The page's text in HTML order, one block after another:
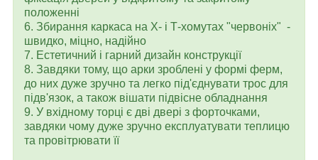
положенні
6. Збирання каркаса на Х- і Т-хомутах "червоніх" -
швидко, міцно, надійно
7. Естетичний і гарний дизайн конструкції
8. Завдяки тому, що арки зроблені у формі ферм,
до них дуже зручно та легко під'єднувати трос для
підв'язок, а також вішати підвісне обладнання
9. У вхідному торці є дві двері з форточками,
завдяки чому дуже зручно експлуатувати теплицю
та провітрювати її